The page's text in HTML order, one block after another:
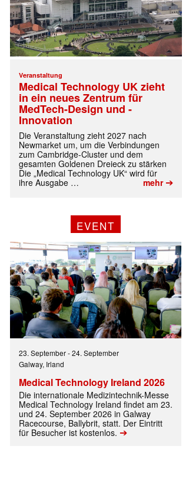
Veranstaltung
Medical Technology UK zieht
in ein neues Zentrum für
MedTech-Design und -
Innovation
Die Veranstaltung zieht 2027 nach
Newmarket um, um die Verbindungen
zum Cambridge-Cluster und dem
gesamten Goldenen Dreieck zu stärken
Die „Medical Technology UK“ wird für
ihre Ausgabe …
mehr➔
EVENT
23. September-24. September
Galway, Irland
Medical Technology Ireland 2026
Die internationale Medizintechnik-Messe
Medical Technology Ireland findet am 23.
und 24. September 2026 in Galway
Racecourse, Ballybrit, statt. Der Eintritt
für Besucher ist kostenlos. ➔